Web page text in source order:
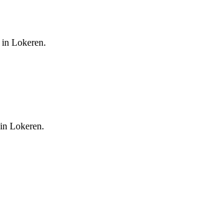
in Lokeren.
Lokeren.